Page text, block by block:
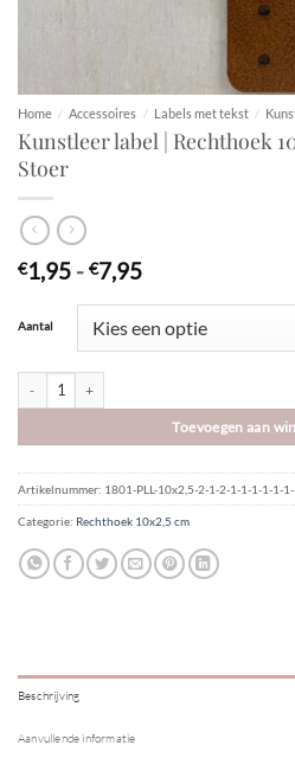
Home / Accessoires / Labels met tekst /
Kunstleer label | Rechthoek
Stoer
€1,95 - €7,95Prijsklasse:
tot
€7,95
Aantal
Toevoegen aan
Artikelnummer: 1801-PLL-10x2,5-2-1-2-1-1-1-1-1-
Categorie: Rechthoek 10x2,5 cm
Beschrijving
Aanvullende informatie